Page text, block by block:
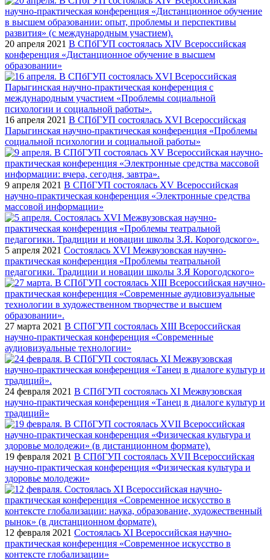
20 апреля 2021 В СПбГУП состоялась XIV Всероссийская
конференция «Дистанционное обучение в высшем
образовании»
16 апреля 2021 В СПбГУП состоялась XVI Всероссийская
Парыгинская научно-практическая конференция «Проблемы
социальной психологии и социальной работы»
9 апреля 2021 В СПбГУП состоялась XV Всероссийская
научно-практическая конференция «Электронные средства
массовой информации»
5 апреля 2021 Состоялась XVI Межвузовская научно-
практическая конференция «Проблемы театральной
педагогики. Традиции и новации школы З.Я Корогодского»
27 марта 2021 В СПбГУП состоялась XIII Всероссийская
научно-практическая конференция «Современные
аудиовизуальные технологии»
24 февраля 2021 В СПбГУП состоялась XI Межвузовская
научно-практическая конференция «Танец в диалоге культур и
традиций»
19 февраля 2021 В СПбГУП состоялась XVII Всероссийская
научно-практическая конференция «Физическая культура и
здоровье молодежи»
12 февраля 2021 Cостоялась XI Всероссийская научно-
практическая конференция «Современное искусство в
контексте глобализации»